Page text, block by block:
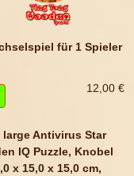
für 1 Spieler
12,00 €